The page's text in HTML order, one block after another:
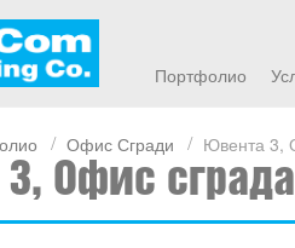
Портфолио
Офис Сгради Ювента 3,
3, Офис